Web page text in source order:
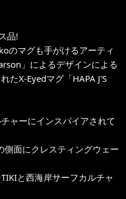
品!
のマグも手がけるアーティ
」によるデザインによる
たX-Eyedマグ「HAPA J'S
ャーにインスパイアされて
面にクレスティングウェー
と西海岸サーフカルチャ